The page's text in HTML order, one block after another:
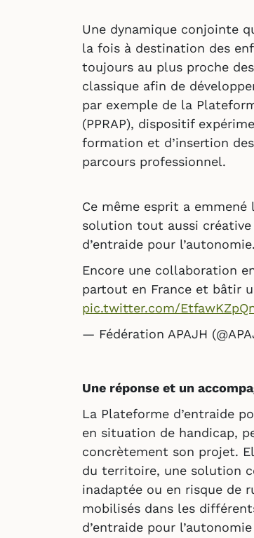
Une dynamique conjointe
la fois à destination des
toujours au plus proche
classique afin de
par exemple de la
(PPRAP), dispositif
formation et d’insertion
parcours professionnel.
Ce même esprit a emmené
solution tout aussi
d’entraide pour l’autonomie.
Encore une collaboration
partout en France et bâtir
pic.twitter.com/
— Fédération APAJH
Une réponse et un
La Plateforme d’entraide
en situation de handicap,
concrètement son projet.
du territoire, une solution
inadaptée ou en risque de
mobilisés dans les
d’entraide pour